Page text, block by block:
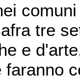
tre
e